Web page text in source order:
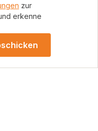
zur
erkenne